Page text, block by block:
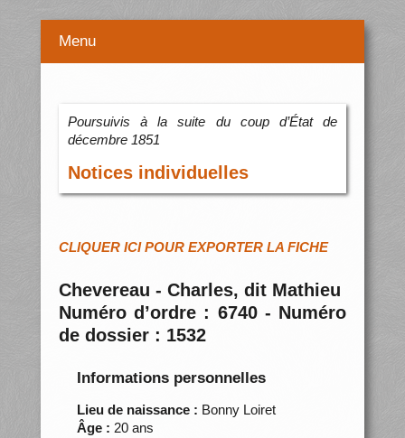
Menu
Poursuivis à la suite du coup d’État de
décembre 1851
Notices individuelles
CLIQUER ICI POUR EXPORTER LA FICHE
Chevereau - Charles, dit Mathieu
Numéro d’ordre : 6740 - Numéro
de dossier : 1532
Informations personnelles
Lieu de naissance : Bonny Loiret
Âge : 20 ans